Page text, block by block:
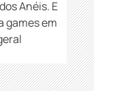
Anéis. E
games em